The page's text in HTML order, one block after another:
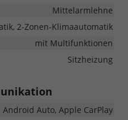
Mittelarmlehne
2-Zonen-Klimaautomatik
mit Multifunktionen
Sitzheizung
Android Auto, Apple CarPlay